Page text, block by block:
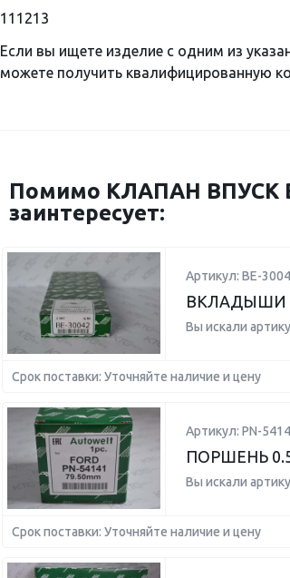
111213
Если вы ищете изделие с одним из
можете получить квалифицированную
Помимо КЛАПАН ВПУСК
заинтересует:
Артикул: BE-
ВКЛАДЫШИ
Вы искали
Срок поставки: Уточняйте наличие и цену
Артикул: PN-
ПОРШЕНЬ
Вы искали
Срок поставки: Уточняйте наличие и цену